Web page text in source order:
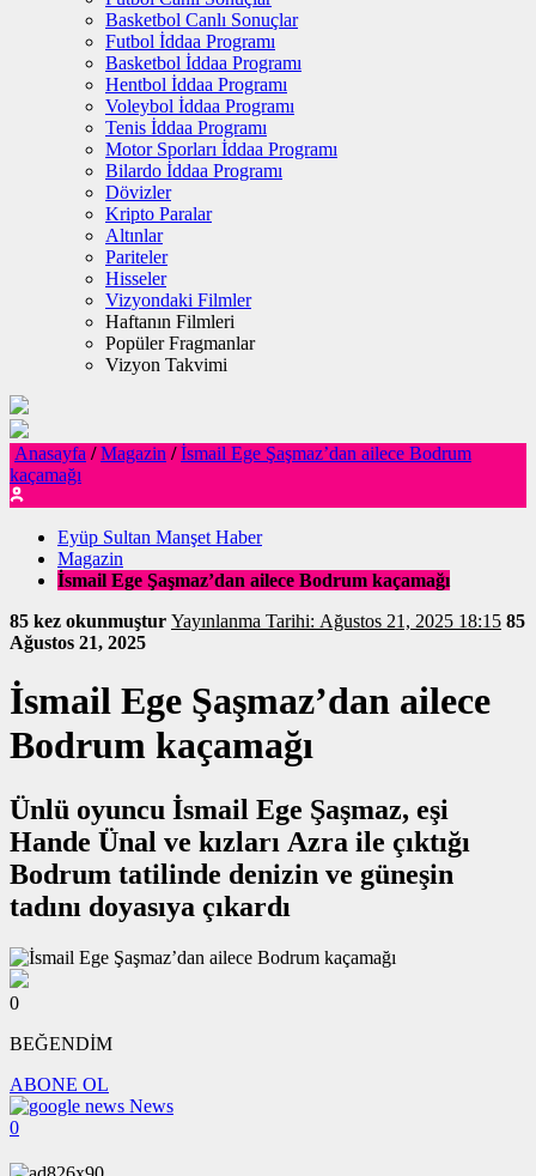
Basketbol Canlı Sonuçlar
Futbol İddaa Programı
Basketbol İddaa Programı
Hentbol İddaa Programı
Voleybol İddaa Programı
Tenis İddaa Programı
Motor Sporları İddaa Programı
Bilardo İddaa Programı
Dövizler
Kripto Paralar
Altınlar
Pariteler
Hisseler
Vizyondaki Filmler
Haftanın Filmleri
Popüler Fragmanlar
Vizyon Takvimi
Anasayfa / Magazin / İsmail Ege Şaşmaz’dan ailece Bodrum
kaçamağı
Eyüp Sultan Manşet Haber
Magazin
İsmail Ege Şaşmaz’dan ailece Bodrum kaçamağı
85 kez okunmuştur
Yayınlanma Tarihi: Ağustos 21, 2025 18:15 85
Ağustos 21, 2025
İsmail Ege Şaşmaz’dan ailece
Bodrum kaçamağı
Ünlü oyuncu İsmail Ege Şaşmaz, eşi
Hande Ünal ve kızları Azra ile çıktığı
Bodrum tatilinde denizin ve güneşin
tadını doyasıya çıkardı
0
BEĞENDİM
ABONE OL
News
0